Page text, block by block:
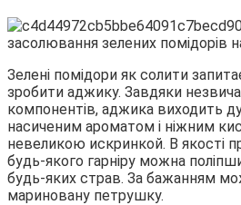
Зелені помідори як солити
зробити аджику. Завдяки
компонентів, аджика виходить
насиченим ароматом і ніжним
невеликою искринкой. В якості
будь-якого гарніру можна
будь-яких страв. За бажанням
мариновану петрушку.